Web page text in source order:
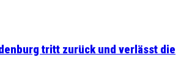
tritt zurück und verlässt die